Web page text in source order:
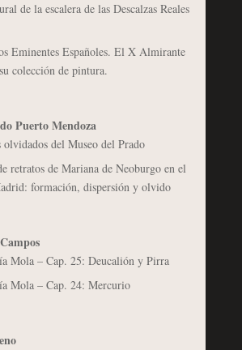
de la escalera de las Descalzas Reales
Eminentes Españoles. El X Almirante
colección de pintura.
Puerto Mendoza
del Museo del Prado
retratos de Mariana de Neoburgo en el
formación, dispersión y olvido
Mola – Cap. 25: Deucalión y Pirra
Mola – Cap. 24: Mercurio